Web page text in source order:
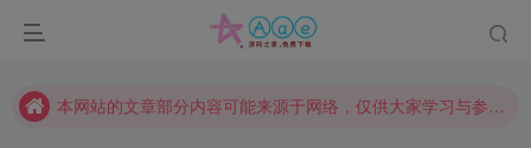
请勿相信任何评论区广告！以免上当受骗！
本站评论功能已从新开启！欢迎大家踊跃讨论！（用户每日活跃可得积分数量增加至600，加速获得更多免费资源！）